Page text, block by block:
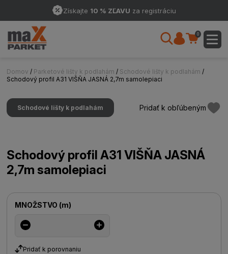
Získajte 10 % ZĽAVU za registráciu
0
Domov / Parketové lišty k podlahám / Schodové lišty k podlahám /
Schodový profil A31 VIŠŇA JASNÁ 2,7m samolepiaci
Schodové lišty k podlahám Pridať k obľúbeným
Schodový profil A31 VIŠŇA JASNÁ
2,7m samolepiaci
MNOŽSTVO (m)
Pridať k porovnaniu